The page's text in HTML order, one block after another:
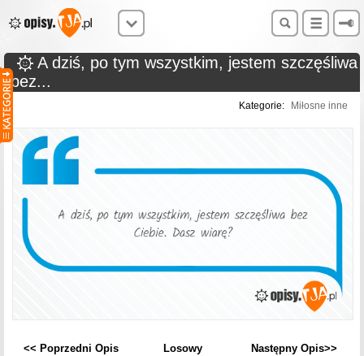
A dziś, po tym wszystkim, jestem szczęśliwa
bez...
Kategorie: Miłosne inne
<< Poprzedni Opis Losowy Następny Opis>>